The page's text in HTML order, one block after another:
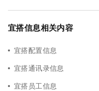
宜搭信息相关内容
宜搭配置信息
宜搭通讯录信息
宜搭员工信息